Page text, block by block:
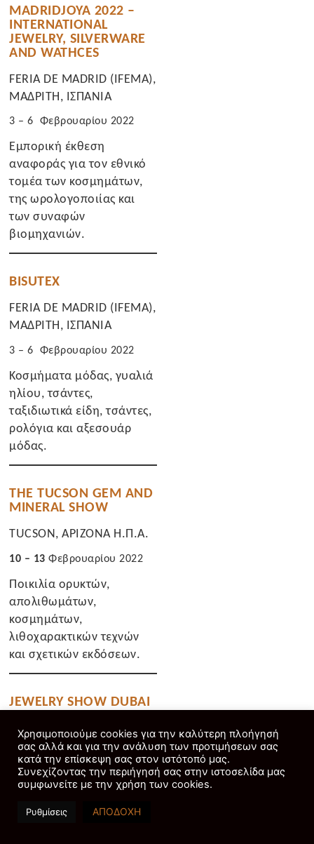
MADRIDJOYA 2022 –
INTERNATIONAL
JEWELRY, SILVERWARE
AND WATHCES
FERIA DE MADRID (IFEMA),
ΜΑΔΡΙΤΗ, ΙΣΠΑΝΙΑ
3 – 6 Φεβρουαρίου 2022
Εμπορική έκθεση
αναφοράς για τον εθνικό
τομέα των κοσμημάτων,
της ωρολογοποιίας και
των συναφών
βιομηχανιών.
BISUTEX
FERIA DE MADRID (IFEMA),
ΜΑΔΡΙΤΗ, ΙΣΠΑΝΙΑ
3 – 6 Φεβρουαρίου 2022
Κοσμήματα μόδας, γυαλιά
ηλίου, τσάντες,
ταξιδιωτικά είδη, τσάντες,
ρολόγια και αξεσουάρ
μόδας.
THE TUCSON GEM AND
MINERAL SHOW
TUCSON, ΑΡΙΖΟΝΑ Η.Π.Α.
10 – 13Φεβρουαρίου 2022
Ποικιλία ορυκτών,
απολιθωμάτων,
κοσμημάτων,
λιθοχαρακτικών τεχνών
και σχετικών εκδόσεων.
JEWELRY SHOW DUBAI
WORLD TRADE CENTER,
ΝΤΟΥΜΠΑΪ
22 – 24 Φεβρουαρίου 2022
Κοσμήματα, σχετικά
προϊόντα και υπηρεσίες.
Χρησιμοποιούμε cookies για την καλύτερη πλοήγησή
σας αλλά και για την ανάλυση των προτιμήσεων σας
κατά την επίσκεψη σας στον ιστότοπό μας.
Συνεχίζοντας την περιήγησή σας στην ιστοσελίδα μας
συμφωνείτε με την χρήση των cookies.
Ρυθμίσεις ΑΠΟΔΟΧΗ